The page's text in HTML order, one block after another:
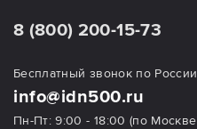
8 (800) 200-15-73
Бесплатный звонок по России
info@idn500.ru
Пн-Пт: 9:00 - 18:00 (по